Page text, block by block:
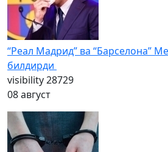
“Реал Мадрид” ва “Барселона”
билдирди
visibility28729
08 август